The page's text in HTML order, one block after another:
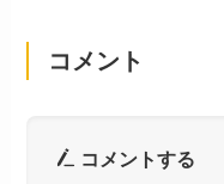
コメント
コメントする